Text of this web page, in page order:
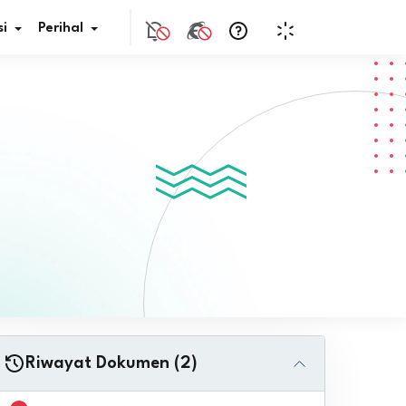
JDIH
Perihal
Riwayat Dokumen (2)